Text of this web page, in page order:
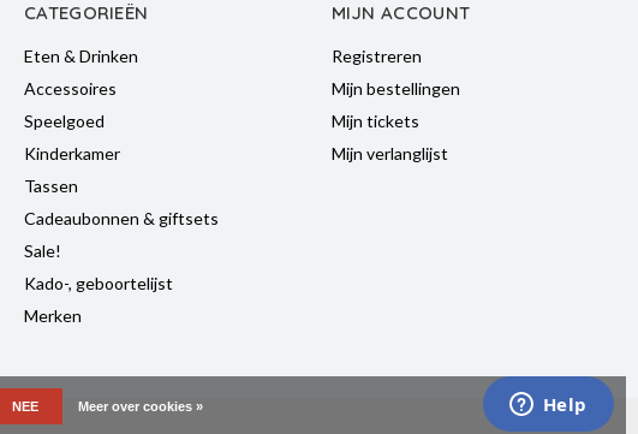
CATEGORIEËN
Eten & Drinken
Accessoires
Speelgoed
Kinderkamer
Tassen
Cadeaubonnen & giftsets
Sale!
Kado-, geboortelijst
Merken
MIJN ACCOUNT
Registreren
Mijn bestellingen
Mijn tickets
Mijn verlanglijst
NEE Meer over cookies »